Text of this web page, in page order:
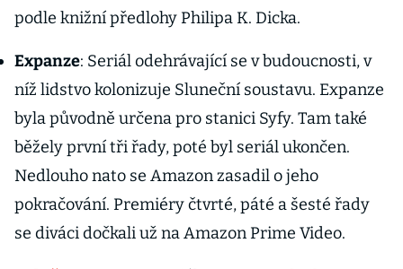
podle knižní předlohy Philipa K. Dicka.
Expanze: Seriál odehrávající se v budoucnosti, v
níž lidstvo kolonizuje Sluneční soustavu. Expanze
byla původně určena pro stanici Syfy. Tam také
běžely první tři řady, poté byl seriál ukončen.
Nedlouho nato se Amazon zasadil o jeho
pokračování. Premiéry čtvrté, páté a šesté řady
se diváci dočkali už na Amazon Prime Video.